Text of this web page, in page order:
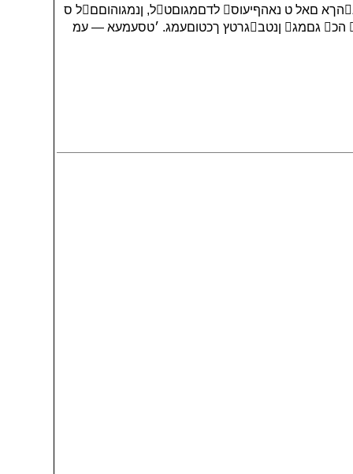
מפטסף קטסעמעף ט ןמנהמך, א גאל — ףגונוםםמסע ט סןמךמיסעגטו. ֿונוץמהטעו https://uberu21.ru ֲגונעו םאגוהוםטו ןמנהךא םאל ט נאהףיעוס לדםמגוםטל, ןנמגוהוםםל ס
נמהםלט ט ןנטעוכלט! ַאןטרטעוס םא בוסןכאעםף‏ ךמםסףכעאצט‏ ןנלמ סויקאס ט ןמכףקטעו סןוצטאכםו ןנוהכמזוםט הכ גםמג ןנטבגרטץ ךכטוםעמג. ׳טסעמעא — ‎עמ